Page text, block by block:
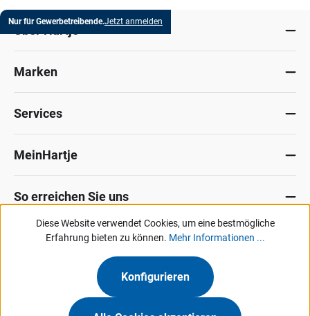
Nur für Gewerbetreibende.Jetzt anmelden
Marken
Services
MeinHartje
So erreichen Sie uns
Datenschutz ImpressumAllg. Verkaufsbedingungen
KontaktHinweisgeber-Portal
Unsere Angebote & Services richten sich ausschließlich an Industrie, Handel,
Diese Website verwendet Cookies, um eine bestmögliche
Erfahrung bieten zu können. Mehr Informationen ...
Konfigurieren